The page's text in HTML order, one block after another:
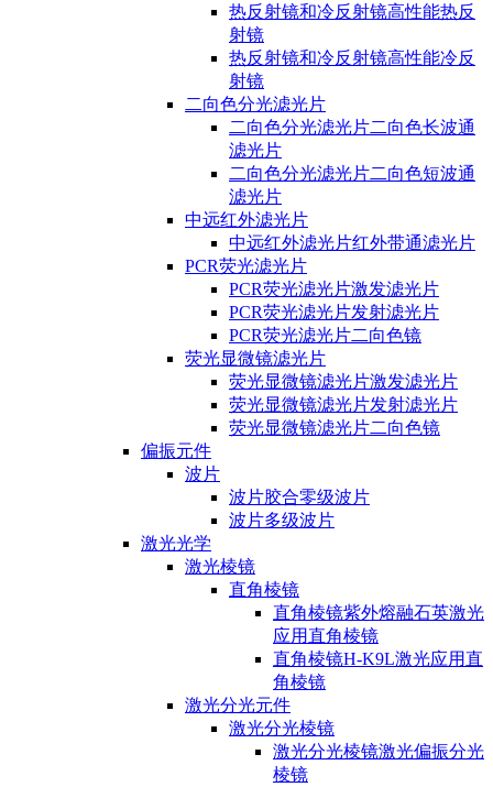
热反射镜和冷反射镜高性能热反
射镜
热反射镜和冷反射镜高性能冷反
射镜
二向色分光滤光片
二向色分光滤光片二向色长波通
滤光片
二向色分光滤光片二向色短波通
滤光片
中远红外滤光片
中远红外滤光片红外带通滤光片
PCR荧光滤光片
PCR荧光滤光片激发滤光片
PCR荧光滤光片发射滤光片
PCR荧光滤光片二向色镜
荧光显微镜滤光片
荧光显微镜滤光片激发滤光片
荧光显微镜滤光片发射滤光片
荧光显微镜滤光片二向色镜
偏振元件
波片
波片胶合零级波片
波片多级波片
激光光学
激光棱镜
直角棱镜
直角棱镜紫外熔融石英激光
应用直角棱镜
直角棱镜H-K9L激光应用直
角棱镜
激光分光元件
激光分光棱镜
激光分光棱镜激光偏振分光
棱镜